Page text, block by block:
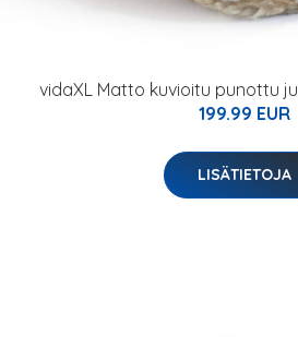
vidaXL Matto kuvioitu punottu
199.99 EUR
LISÄTIETOJA